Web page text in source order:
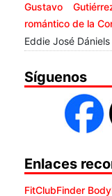
Gustavo
romántico de la
Eddie José
Síguenos
Enlaces
FitClubFinder